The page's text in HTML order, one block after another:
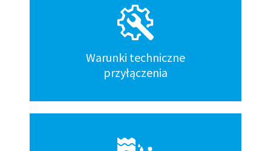
Warunki techniczne
przyłączenia